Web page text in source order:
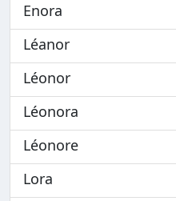
Enora
Léanor
Léonor
Léonora
Léonore
Lora